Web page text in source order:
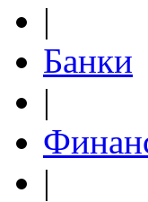
|
Банки
|
|